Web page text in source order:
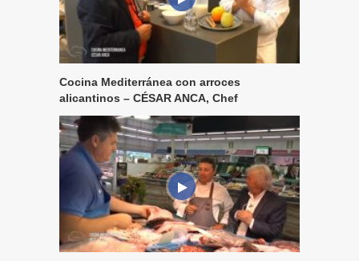
Cocina Mediterránea con arroces
alicantinos – CÉSAR ANCA, Chef